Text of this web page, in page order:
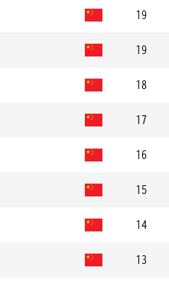
19
19
18
17
16
15
14
13